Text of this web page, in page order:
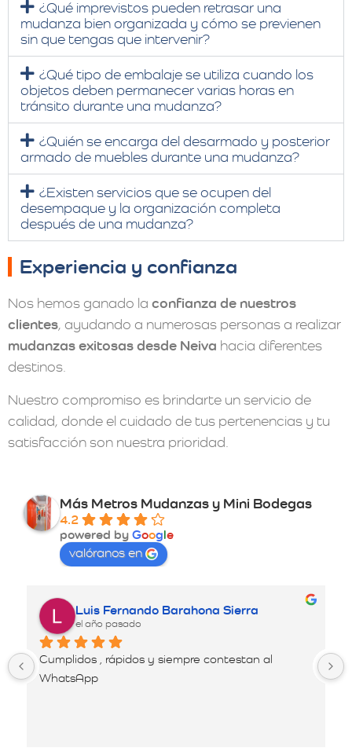
¿Qué imprevistos pueden retrasar una
mudanza bien organizada y cómo se previenen
sin que tengas que intervenir?
¿Qué tipo de embalaje se utiliza cuando los
objetos deben permanecer varias horas en
tránsito durante una mudanza?
¿Quién se encarga del desarmado y posterior
armado de muebles durante una mudanza?
¿Existen servicios que se ocupen del
desempaque y la organización completa
después de una mudanza?
Experiencia y confianza
Nos hemos ganado la confianza de nuestros
clientes, ayudando a numerosas personas a realizar
mudanzas exitosas desde Neiva hacia diferentes
destinos.
Nuestro compromiso es brindarte un servicio de
calidad, donde el cuidado de tus pertenencias y tu
satisfacción son nuestra prioridad.
Más Metros Mudanzas y Mini Bodegas
4.2
powered by Google
valóranos en
Luis Fernando Barahona Sierra
el año pasado
Cumplidos , rápidos y siempre contestan al
WhatsApp
Es